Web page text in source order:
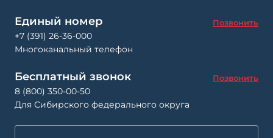
Единый номер Позвонить
+7 (391) 26-36-000
Многоканальный телефон
Бесплатный звонок Позвонить
8 (800) 350-00-50
Для Сибирского федерального округа